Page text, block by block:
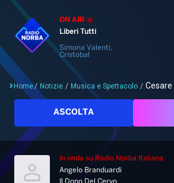
ON AIR
Liberi Tutti
Simona Valenti,
Cristobal
Cerca
Home
Home/ Notizie / Musica e Spettacolo / Cesare
ASCOLTA
In onda su Radio Norba Italiana
Angelo Branduardi